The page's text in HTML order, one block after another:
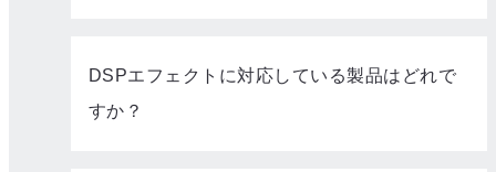
DSPエフェクトに対応している製品はどれで
すか？